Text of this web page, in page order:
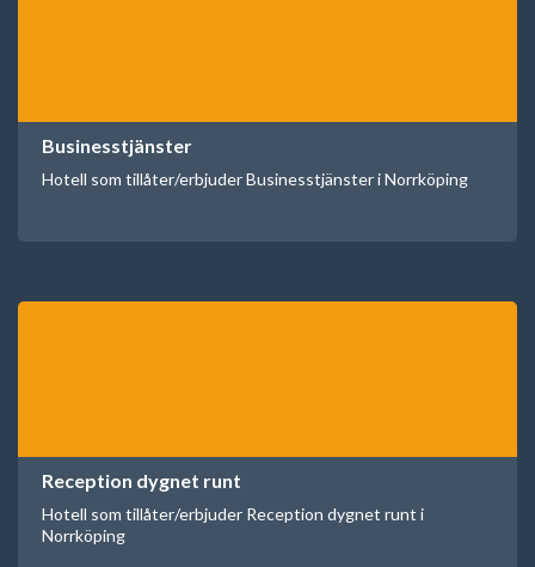
Businesstjänster
Hotell som tillåter/erbjuder Businesstjänster i Norrköping
Reception dygnet runt
Hotell som tillåter/erbjuder Reception dygnet runt i
Norrköping